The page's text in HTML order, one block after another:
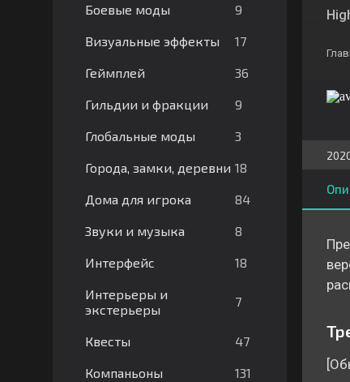
Боевые моды 9
Визуальные эффекты 17
Геймплей 36
Гильдии и фракции 9
Глобальные моды 3
Города, замки, деревни 18
Дома для игрока 84
Звуки и музыка 8
Интерфейс 18
Интерьеры и
экстерьеры
7
Квесты 47
Компаньоны 131